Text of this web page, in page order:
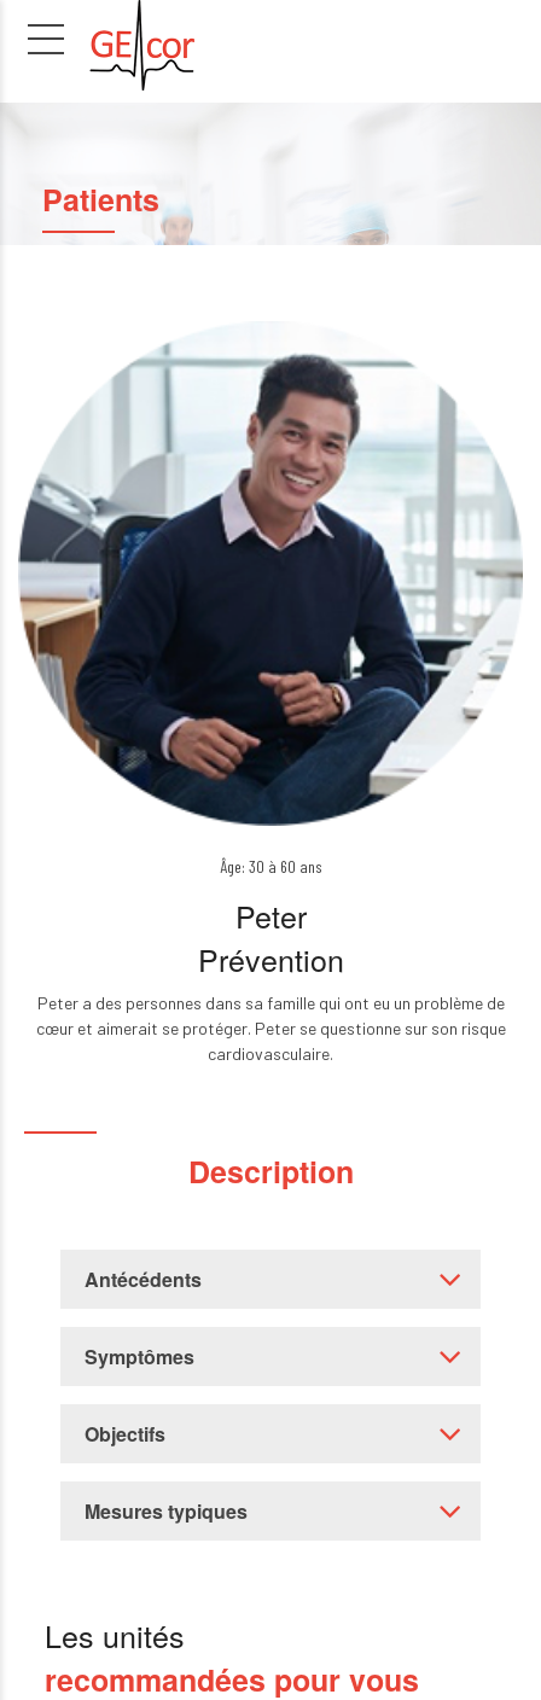
Patients
Âge: 30 à 60 ans
Peter
Prévention
Peter a des personnes dans sa famille qui ont eu un problème de
cœur et aimerait se protéger. Peter se questionne sur son risque
cardiovasculaire.
Description
Antécédents
Symptômes
Objectifs
Mesures typiques
Les unités
recommandées pour vous